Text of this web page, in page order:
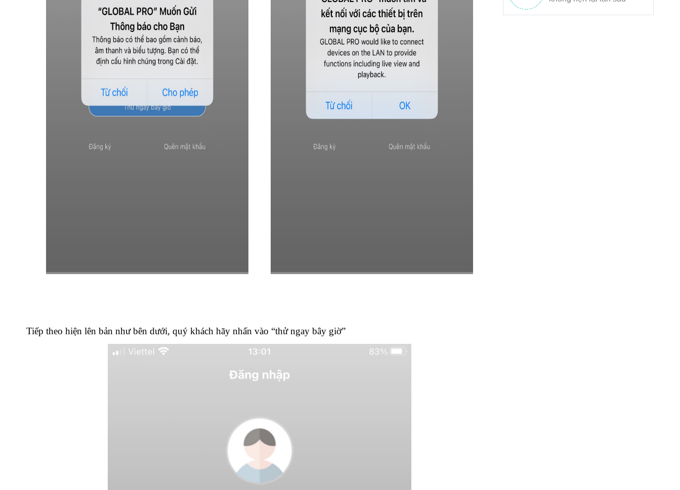
Tiếp theo hiện lên bản như bên dưới, quý khách hãy nhấn vào “thử ngay bây giờ”